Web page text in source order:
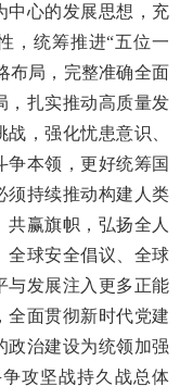
中心的发展思想，充
，统筹推进“五位一
布局，完整准确全面
，扎实推动高质量发
，强化忧患意识、
争本领，更好统筹国
须持续推动构建人类
赢旗帜，弘扬全人
全球安全倡议、全球
与发展注入更多正能
全面贯彻新时代党建
政治建设为统领加强
攻坚战持久战总体